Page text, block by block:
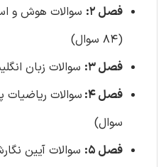
فصل 2:
(84 سوال)
فصل 3:
سوالات زبان انگلیسی -
فصل 4:
سوال)
فصل 5:
سوالات آیین